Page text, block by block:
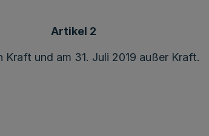
Artikel 2
und am 31. Juli 2019 außer Kraft.